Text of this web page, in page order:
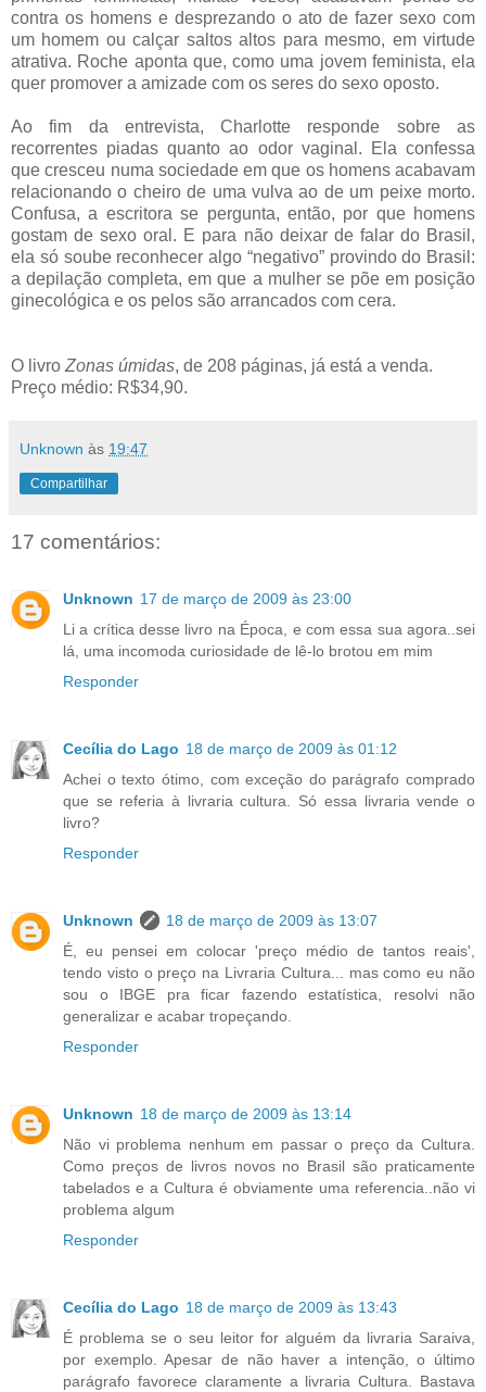
contra os homens e desprezando o ato de fazer sexo com
um homem ou calçar saltos altos para mesmo, em virtude
atrativa. Roche aponta que, como uma jovem feminista, ela
quer promover a amizade com os seres do sexo oposto.
Ao fim da entrevista, Charlotte responde sobre as
recorrentes piadas quanto ao odor vaginal. Ela confessa
que cresceu numa sociedade em que os homens acabavam
relacionando o cheiro de uma vulva ao de um peixe morto.
Confusa, a escritora se pergunta, então, por que homens
gostam de sexo oral. E para não deixar de falar do Brasil,
ela só soube reconhecer algo “negativo” provindo do Brasil:
a depilação completa, em que a mulher se põe em posição
ginecológica e os pelos são arrancados com cera.
O livro Zonas úmidas, de 208 páginas, já está a venda.
Preço médio: R$34,90.
Unknown às 19:47
Compartilhar
17 comentários:
Unknown 17 de março de 2009 às 23:00
Li a crítica desse livro na Época, e com essa sua agora..sei
lá, uma incomoda curiosidade de lê-lo brotou em mim
Responder
Cecília do Lago 18 de março de 2009 às 01:12
Achei o texto ótimo, com exceção do parágrafo comprado
que se referia à livraria cultura. Só essa livraria vende o
livro?
Responder
Unknown
18 de março de 2009 às 13:07
É, eu pensei em colocar 'preço médio de tantos reais',
tendo visto o preço na Livraria Cultura... mas como eu não
sou o IBGE pra ficar fazendo estatística, resolvi não
generalizar e acabar tropeçando.
Responder
Unknown 18 de março de 2009 às 13:14
Não vi problema nenhum em passar o preço da Cultura.
Como preços de livros novos no Brasil são praticamente
tabelados e a Cultura é obviamente uma referencia..não vi
problema algum
Responder
Cecília do Lago 18 de março de 2009 às 13:43
É problema se o seu leitor for alguém da livraria Saraiva,
por exemplo. Apesar de não haver a intenção, o último
parágrafo favorece claramente a livraria Cultura. Bastava